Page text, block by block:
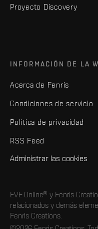
Proyecto Discovery
INFORMACIÓN DE LA
Acerca de Fenris
Condiciones de servicio
Política de privacidad
RSS Feed
Administrar las cookies
EVE Online® y Fenris
relacionados y demás
Fenris Creations.